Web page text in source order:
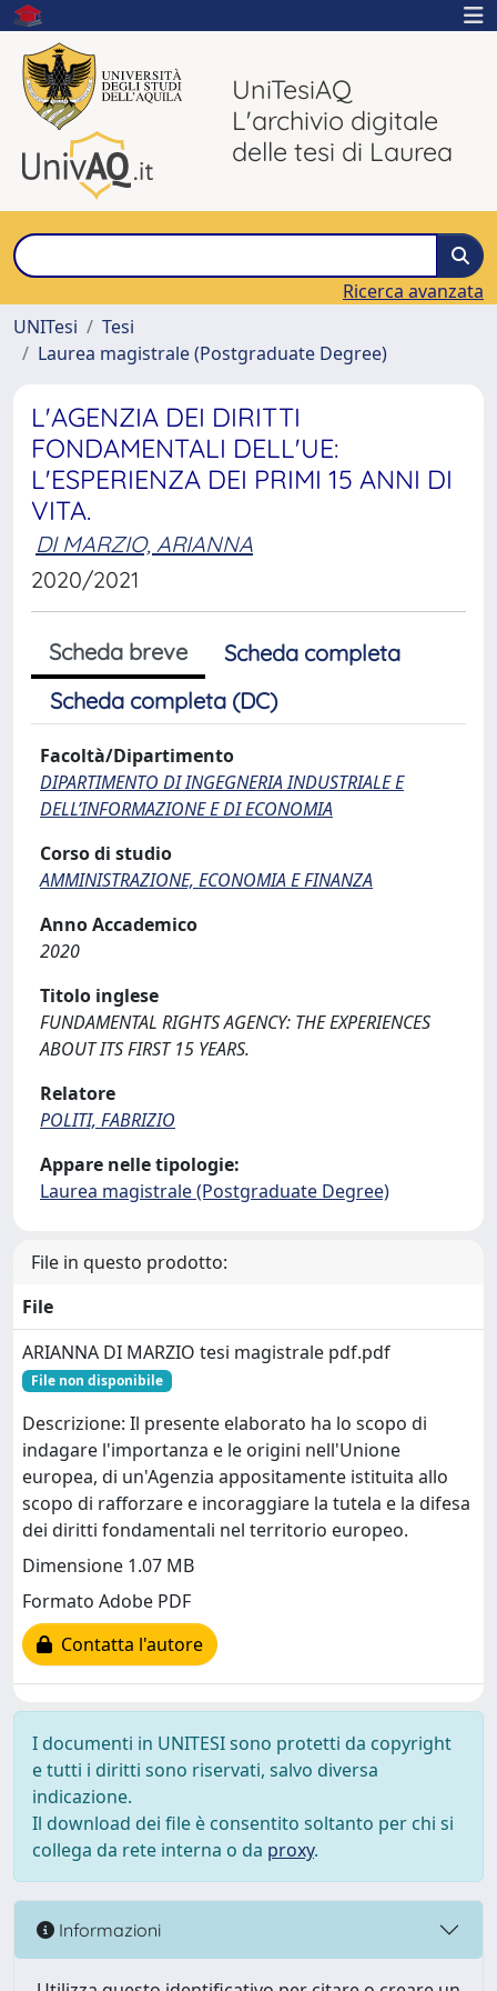
UniTesiAQ
L'archivio digitale
delle tesi di Laurea
Ricerca avanzata
UNITesi
Tesi
Laurea magistrale (Postgraduate Degree)
L'AGENZIA DEI DIRITTI
FONDAMENTALI DELL'UE:
L'ESPERIENZA DEI PRIMI 15 ANNI DI
VITA.
DI MARZIO, ARIANNA
2020/2021
Scheda breve
Scheda completa
Scheda completa (DC)
Facoltà/Dipartimento
DIPARTIMENTO DI INGEGNERIA INDUSTRIALE E
DELL’INFORMAZIONE E DI ECONOMIA
Corso di studio
AMMINISTRAZIONE, ECONOMIA E FINANZA
Anno Accademico
2020
Titolo inglese
FUNDAMENTAL RIGHTS AGENCY: THE EXPERIENCES
ABOUT ITS FIRST 15 YEARS.
Relatore
POLITI, FABRIZIO
Appare nelle tipologie:
Laurea magistrale (Postgraduate Degree)
File in questo prodotto:
File
ARIANNA DI MARZIO tesi magistrale pdf.pdf
File non disponibile
Descrizione: Il presente elaborato ha lo scopo di
indagare l'importanza e le origini nell'Unione
europea, di un'Agenzia appositamente istituita allo
scopo di rafforzare e incoraggiare la tutela e la difesa
dei diritti fondamentali nel territorio europeo.
Dimensione 1.07 MB
Formato Adobe PDF
Contatta l'autore
I documenti in UNITESI sono protetti da copyright
e tutti i diritti sono riservati, salvo diversa
indicazione.
Il download dei file è consentito soltanto per chi si
collega da rete interna o da proxy.
Informazioni